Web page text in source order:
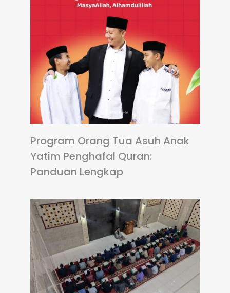
Program Orang Tua Asuh Anak
Yatim Penghafal Quran:
Panduan Lengkap